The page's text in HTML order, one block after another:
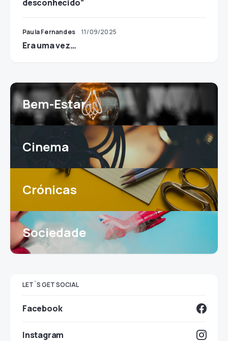
desconhecido”
Paula Fernandes 11/09/2025
Era uma vez…
Bem-Estar
Cinema
Crónicas
Sociedade
LET`S GET SOCIAL
Facebook
Instagram